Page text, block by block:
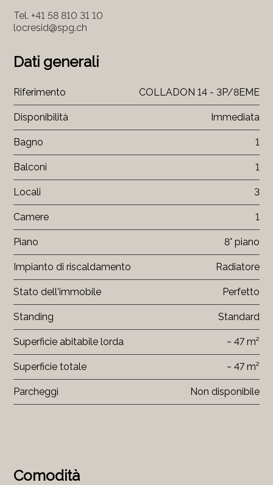
Comodità
Tel. +41 58 810 31 10
locresid@spg.ch
Dati generali
Riferimento COLLADON 14 - 3P/8EME
Disponibilità Immediata
Bagno 1
Balconi 1
Locali 3
Camere 1
Piano 8° piano
Impianto di riscaldamento Radiatore
Stato dell'immobile Perfetto
Standing Standard
Superficie abitabile lorda ~ 47 m²
Superficie totale ~ 47 m²
Parcheggi Non disponibile